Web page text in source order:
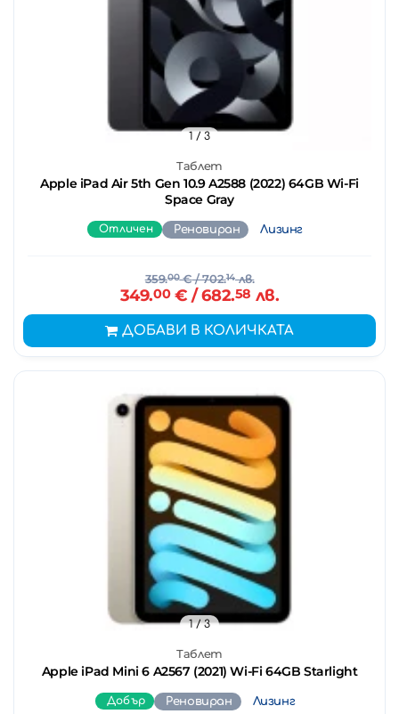
Таблет
Apple iPad Air 5th Gen 10.9 A2588 (2022) 64GB Wi-Fi
Space Gray
1 / 3
Отличен Реновиран Лизинг
359.00€/ 702.14лв.
349.00€ / 682.58 лв.
ДОБАВИ В КОЛИЧКАТА
Таблет
Apple iPad Mini 6 A2567 (2021) Wi-Fi 64GB Starlight
1/ 3
Добър Реновиран Лизинг